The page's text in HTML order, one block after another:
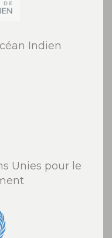
Indien
Unies pour le